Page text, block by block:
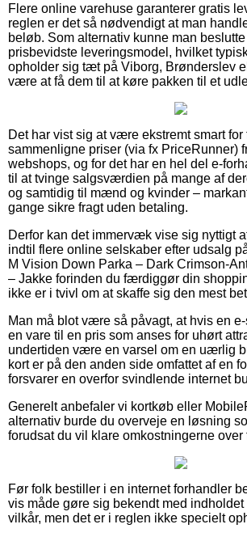
Flere online varehuse garanterer gratis
reglen er det så nødvendigt at man
beløb. Som alternativ kunne man
prisbevidste leveringsmodel, hvilket
opholder sig tæt på Viborg, Brønderslev
være at få dem til at køre pakken til et
Det har vist sig at være ekstremt smart for
sammenligne priser (via fx PriceRunner)
webshops, og for det har en hel del e-
til at tvinge salgsværdien på mange af
og samtidig til mænd og kvinder –
gange sikre fragt uden betaling.
Derfor kan det immervæk vise sig nyttigt
indtil flere online selskaber efter udsalg
M Vision Down Parka – Dark Crimson-
– Jakke forinden du færdiggør din
ikke er i tvivl om at skaffe sig den mest
Man må blot være så påvagt, at hvis en
en vare til en pris som anses for uhørt
undertiden være en varsel om en uærlig
kort er på den anden side omfattet af en
forsvarer en overfor svindlende internet
Generelt anbefaler vi kortkøb eller
alternativ burde du overveje en løsning
forudsat du vil klare omkostningerne over
Før folk bestiller i en internet forhandler
vis måde gøre sig bekendt med
vilkår, men det er i reglen ikke specielt